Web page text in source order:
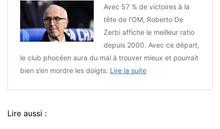
Avec 57 % de victoires à la
tête de l’OM, Roberto De
Zerbi affiche le meilleur ratio
depuis 2000. Avec ce départ,
le club phocéen aura du mal à trouver mieux et pourrait
bien s’en mordre les doigts. Lire la suite
Lire aussi :